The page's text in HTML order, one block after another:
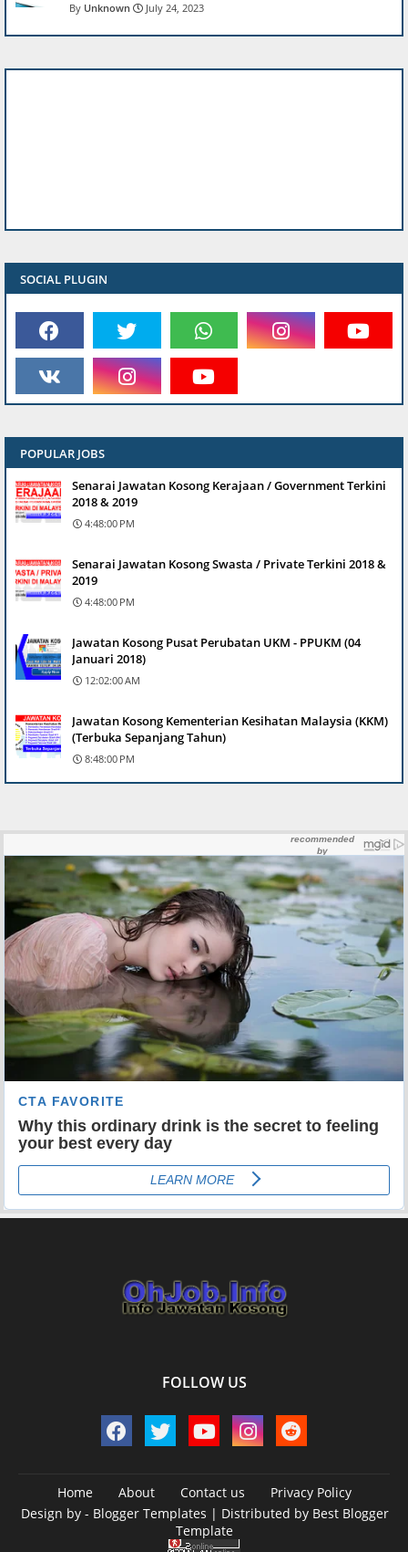
Unknown July 24, 2023
SOCIAL PLUGIN
POPULAR JOBS
Senarai Jawatan Kosong Kerajaan / Government Terkini
2018 & 2019
4:48:00 PM
Senarai Jawatan Kosong Swasta / Private Terkini 2018 &
2019
4:48:00 PM
Jawatan Kosong Pusat Perubatan UKM - PPUKM (04
Januari 2018)
12:02:00 AM
Jawatan Kosong Kementerian Kesihatan Malaysia (KKM)
(Terbuka Sepanjang Tahun)
8:48:00 PM
FOLLOW US
Home About Contact us
Privacy Policy
Design by - Blogger Templates | Distributed by Best Blogger
Template